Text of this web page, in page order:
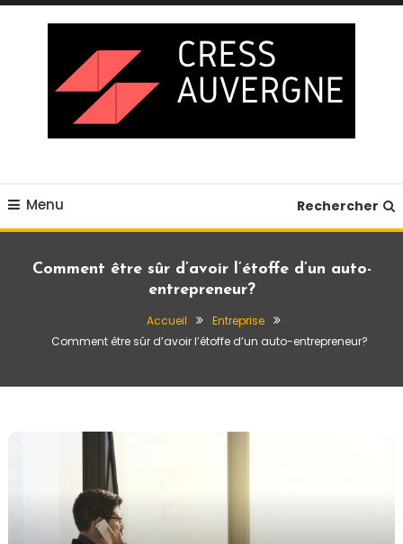
Skip
Menu Rechercher
Comment être sûr d’avoir l’étoffe d’un auto-
entrepreneur?
Accueil
Entreprise
Comment être sûr d’avoir l’étoffe d’un auto-entrepreneur?